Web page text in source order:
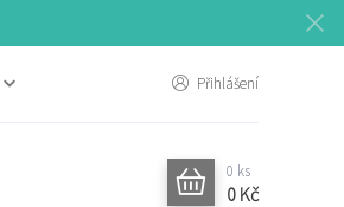
Přihlášení
0 ks
0 Kč